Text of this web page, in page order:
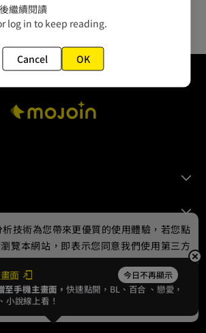
Digital Entertainment Co., Ltd.
面 今日不再顯示
至手機主畫面，快速點開，BL、 百合 、戀愛，
小說線上看！
技術為您帶來更優質的使用體驗，若您點
覽本網站，即表示您同意我們使用第三方
資訊請見隱私權政策。
我同意
繼續閱讀
log in to keep reading.
Cancel OK